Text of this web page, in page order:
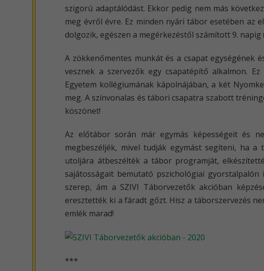
szigorú adaptálódást. Ekkor pedig nem más
meg évről évre. Ez minden nyári tábor esetében az
dolgozik, egészen a megérkezéstől számított 9.
A zökkenőmentes munkát és a csapat egységének
vesznek a szervezők egy csapatépítő alkalmon.
Egyetem kollégiumának kápolnájában, a két
meg. A színvonalas és tábori csapatra szabott
köszönet!
Az előtábor során már egymás képességeit és
megbeszéljék, mivel tudják egymást segíteni, ha
utoljára átbeszélték a tábor programját,
sajátosságait bemutató pszichológiai
szerep, ám a SZIVI Táborvezetők akcióban
eresztették ki a fáradt gőzt. Hisz a táborszervezés
emlék marad!
***